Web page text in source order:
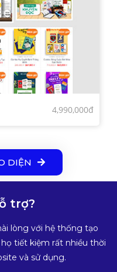
4,990,000đ
DIỆN
trợ?
lòng với hệ thống tạo
tiết kiệm rất nhiều thời
và sử dụng.